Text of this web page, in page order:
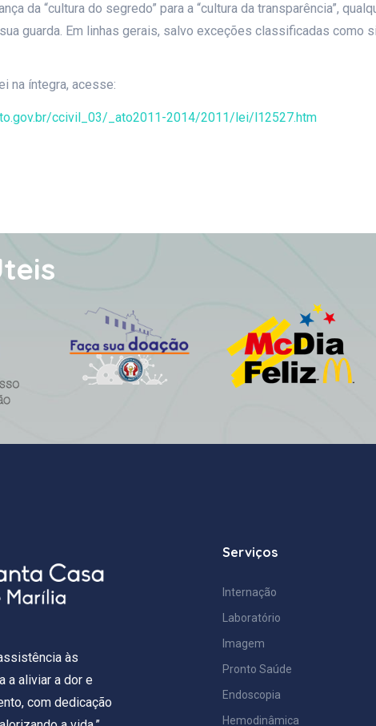
da “cultura do segredo” para a “cultura da transparência”,
guarda. Em linhas gerais, salvo exceções classificadas como
na íntegra, acesse:
ccivil_03/_ato2011-2014/2011/lei/l12527.htm
às
a aliviar a dor e
com dedicação
Serviços
Internação
Laboratório
Imagem
Pronto Saúde
Endoscopia
Hemodinâmica